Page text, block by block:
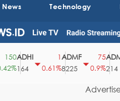
Technology
ADHI
164
0.61%
ADMF
8225
0.9%
ADMG
214